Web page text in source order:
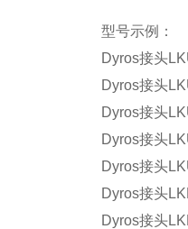
型号示例：
Dyros接头
Dyros接头
Dyros接头
Dyros接头
Dyros接头
Dyros接头
Dyros接头